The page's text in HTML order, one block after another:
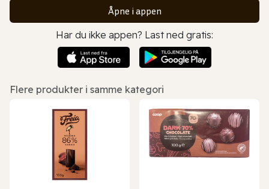
Åpne i appen
Har du ikke appen? Last ned gratis:
Flere produkter i samme kategori